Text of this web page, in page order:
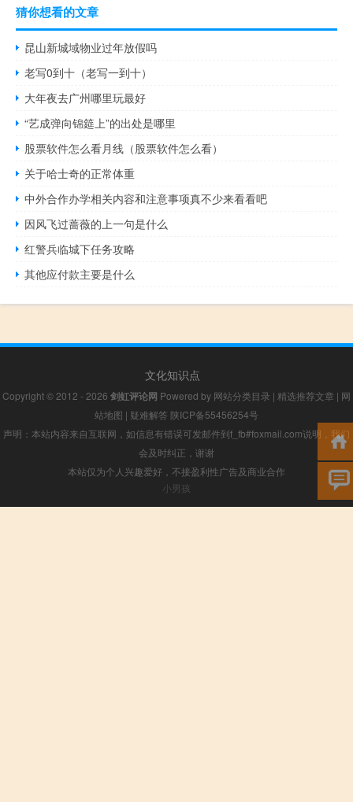
猜你想看的文章
昆山新城域物业过年放假吗
老写0到十（老写一到十）
大年夜去广州哪里玩最好
“艺成弹向锦筵上”的出处是哪里
股票软件怎么看月线（股票软件怎么看）
关于哈士奇的正常体重
中外合作办学相关内容和注意事项真不少来看看吧
因风飞过蔷薇的上一句是什么
红警兵临城下任务攻略
其他应付款主要是什么
文化知识点
Copyright © 2012 - 2026 剑虹评论网 Powered by 网站分类目录 | 精选推荐文章 | 网
站地图 | 疑难解答 陕ICP备55456254号
声明：本站内容来自互联网，如信息有错误可发邮件到f_fb#foxmail.com说明，我们
会及时纠正，谢谢
本站仅为个人兴趣爱好，不接盈利性广告及商业合作
小男孩